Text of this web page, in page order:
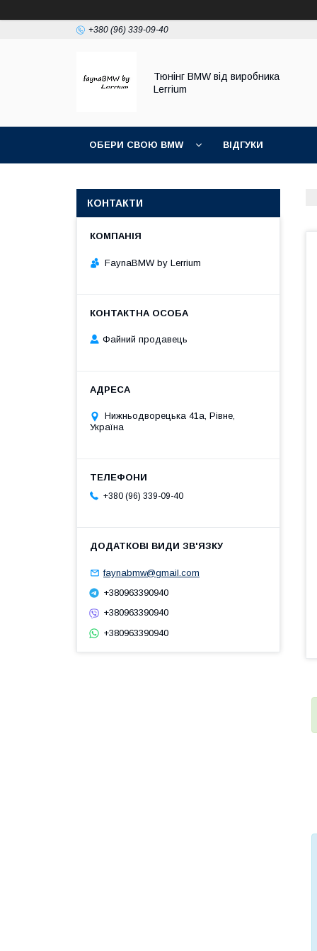
+380 (96) 339-09-40
Тюнінг BMW від виробника
Lerrium
ОБЕРИ СВОЮ BMW ВІДГУКИ
КОНТАКТИ
FaynaBMW by Lerrium
Файний продавець
Нижньодворецька 41а, Рівне,
Україна
+380 (96) 339-09-40
faynabmw@gmail.com
+380963390940
+380963390940
+380963390940